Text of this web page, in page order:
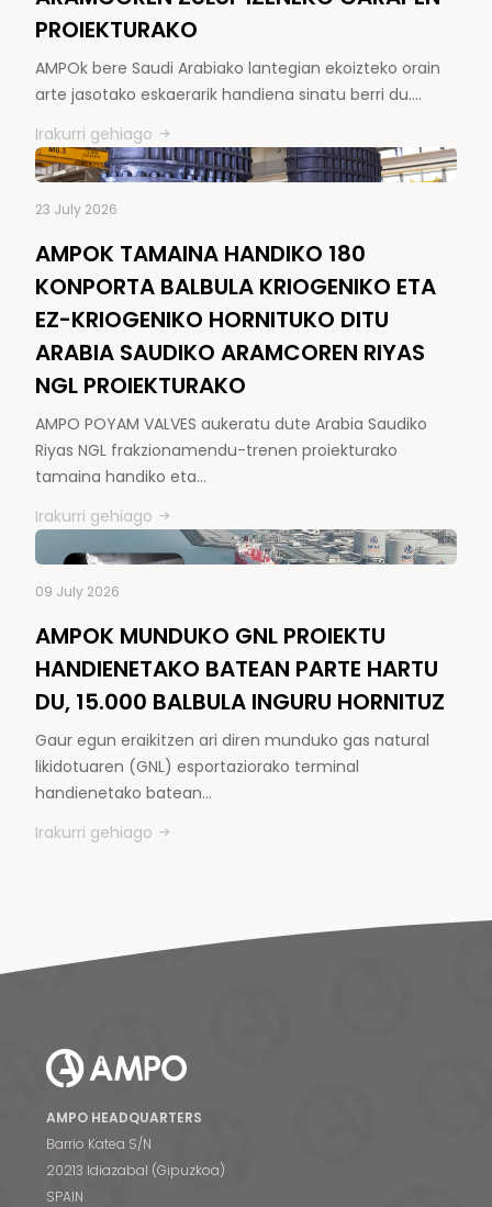
PROIEKTURAKO
AMPOk bere Saudi Arabiako lantegian ekoizteko orain
arte jasotako eskaerarik handiena sinatu berri du.…
Irakurri gehiago
23 July 2026
AMPOK TAMAINA HANDIKO 180
KONPORTA BALBULA KRIOGENIKO ETA
EZ-KRIOGENIKO HORNITUKO DITU
ARABIA SAUDIKO ARAMCOREN RIYAS
NGL PROIEKTURAKO
AMPO POYAM VALVES aukeratu dute Arabia Saudiko
Riyas NGL frakzionamendu-trenen proiekturako
tamaina handiko eta…
Irakurri gehiago
09 July 2026
AMPOK MUNDUKO GNL PROIEKTU
HANDIENETAKO BATEAN PARTE HARTU
DU, 15.000 BALBULA INGURU HORNITUZ
Gaur egun eraikitzen ari diren munduko gas natural
likidotuaren (GNL) esportaziorako terminal
handienetako batean…
Irakurri gehiago
AMPO HEADQUARTERS
Barrio Katea S/N
20213 Idiazabal (Gipuzkoa)
SPAIN